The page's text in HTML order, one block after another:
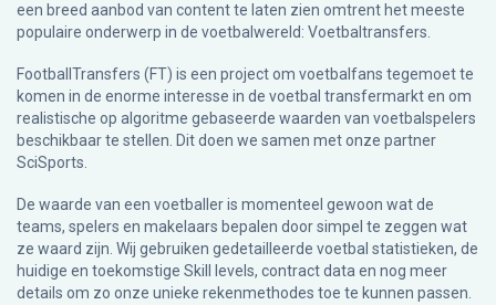
een breed aanbod van content te laten zien omtrent het meeste
populaire onderwerp in de voetbalwereld: Voetbaltransfers.
FootballTransfers (FT) is een project om voetbalfans tegemoet te
komen in de enorme interesse in de voetbal transfermarkt en om
realistische op algoritme gebaseerde waarden van voetbalspelers
beschikbaar te stellen. Dit doen we samen met onze partner
SciSports
De waarde van een voetballer is momenteel gewoon wat de
teams, spelers en makelaars bepalen door simpel te zeggen wat
ze waard zijn. Wij gebruiken gedetailleerde voetbal statistieken, de
huidige en toekomstige Skill levels, contract data en nog meer
details om zo onze unieke rekenmethodes toe te kunnen passen.